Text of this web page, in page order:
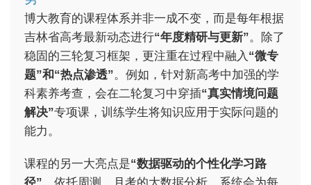
博大教育的课程体系并非一成不变，而是每年根据
吉林省高考最新动态进行“年度精研与更新”。除了
稳固的三轮复习框架，更注重在过程中融入 “微专
题”和“热点渗透”。例如，针对新高考中加强的学
科素养考查，会在二轮复习中穿插“真实情境问题
解决”专项课，训练学生将知识应用于实际问题的
能力。
课程的另一大亮点是“数据驱动的个性化学习路